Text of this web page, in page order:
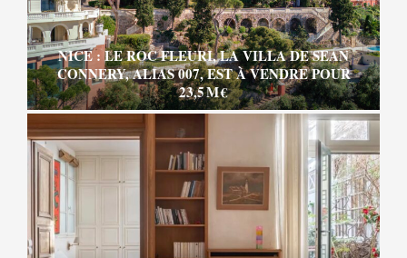
NICE : LE ROC FLEURI, LA VILLA DE SEAN
CONNERY, ALIAS 007, EST À VENDRE POUR
23,5 M €